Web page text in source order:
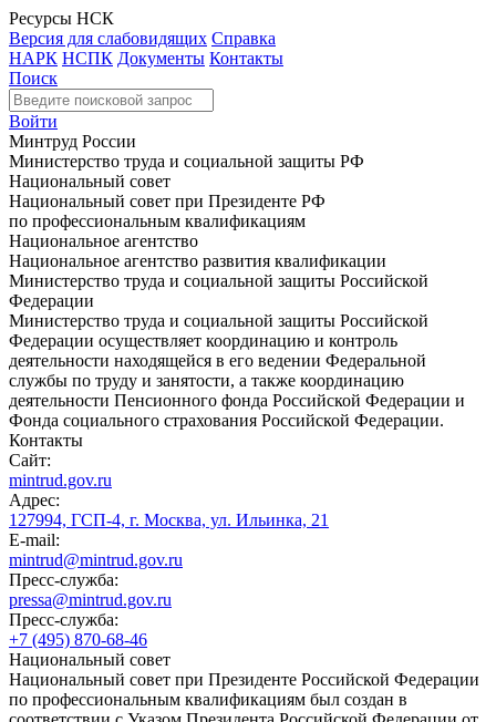
Ресурсы НСК
Версия для слабовидящих Справка
НАРК НСПК Документы Контакты
Поиск
Войти
Минтруд России
Министерство труда и социальной защиты РФ
Национальный совет
Национальный совет при Президенте РФ
по профессиональным квалификациям
Национальное агентство
Национальное агентство развития квалификации
Министерство труда и социальной защиты Российской
Федерации
Министерство труда и социальной защиты Российской
Федерации осуществляет координацию и контроль
деятельности находящейся в его ведении Федеральной
службы по труду и занятости, а также координацию
деятельности Пенсионного фонда Российской Федерации и
Фонда социального страхования Российской Федерации.
Контакты
Сайт:
mintrud.gov.ru
Адрес:
127994, ГСП-4, г. Москва, ул. Ильинка, 21
E-mail:
mintrud@mintrud.gov.ru
Пресс-служба:
pressa@mintrud.gov.ru
Пресс-служба:
+7 (495) 870-68-46
Национальный совет
Национальный совет при Президенте Российской Федерации
по профессиональным квалификациям был создан в